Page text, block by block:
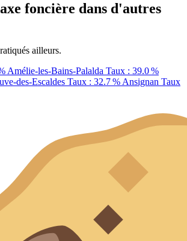
foncière dans d'autres
ailleurs.
Amélie-les-Bains-Palalda Taux : 39.0 %
des-Escaldes Taux : 32.7 % Ansignan Taux